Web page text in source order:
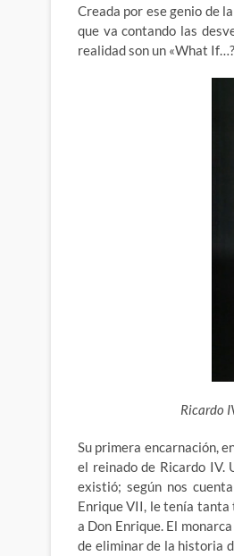
Creada por ese genio de
que va contando las
realidad son un «What
Ricardo
Su primera encarnación,
el reinado de Ricardo IV.
existió; según nos
Enrique VII, le tenía tanta
a Don Enrique. El
de eliminar de la historia